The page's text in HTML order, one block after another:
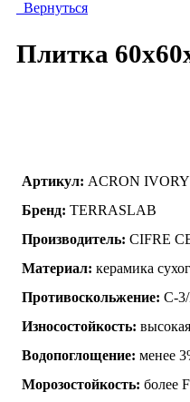
Вернуться
Плитка
Артикул: ACRON IVORY
Бренд: TERRASLAB
Производитель: CIFRE
Материал: керамика
Противоскольжение: C-
Износостойкость: высокая
Водопоглощение: менее
Морозостойкость: более